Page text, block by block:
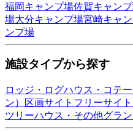
福岡キャンプ場佐賀キャン
場大分キャンプ場宮崎キャ
ンプ場
施設タイプから探す
ロッジ・ログハウス・コテ
ン）
区画サイト フリーサイト
ツリーハウス・その他グラ